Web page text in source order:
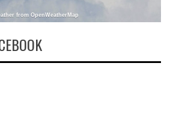
from OpenWeatherMap